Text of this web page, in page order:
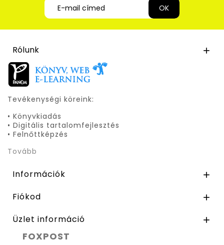
Rólunk 
Tevékenységi köreink:
• Könyvkiadás
• Digitális tartalomfejlesztés
• Felnőttképzés
Tovább
Információk 
Fiókod 
Üzlet információ 
FOXPOST